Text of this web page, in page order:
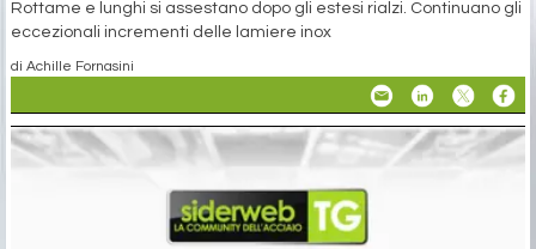
Rottame e lunghi si assestano dopo gli estesi rialzi. Continuano gli
eccezionali incrementi delle lamiere inox
di Achille Fornasini